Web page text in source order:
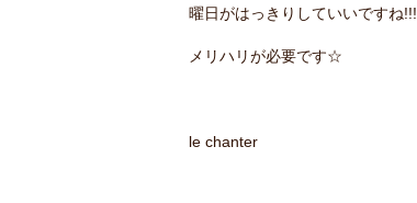
曜日がはっきりしていいですね!!!
メリハリが必要です☆
le chanter